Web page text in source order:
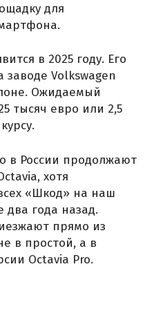
для
в 2025 году. Его
заводе Volkswagen
Ожидаемый
тысяч евро или 2,5
в России продолжают
хотя
«Шкод» на наш
года назад.
прямо из
в простой, а в
Octavia Pro.